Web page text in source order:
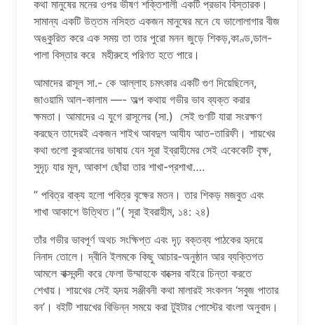
কথা মানুষের মনের ওপর ভীষণ শক্তিশালী একটি প্রভাব বিস্তারক।
সামান্য একটি উত্তম নসিহত একজন মানুষের মনে যে ভালোলাগার বীজ
অঙ্কুরিত করে এক সময় তা তার পুরো মনন জুড়ে শিকড়,কাণ্ড,ডাল-
পালা বিস্তার করে মহীরুহে পরিণত হতে পারে।
আমাদের রাসূল সা.- কে আল্লাহ চমৎকার একটি গুণ দিয়েছিলেন,
জাওয়ামি আল-কালাম —- অল্প কথায় গভীর ভাব ব্যক্ত করার
ক্ষমতা। আমাদের এ যুগে রাসূলের (সা.) সেই গুণটি যারা সংরক্ষণ
করছেন তাদেরই একজন শাইখ আবদুল আযীয আত-তারিফী। শায়খের
কথা গুলো কুরআনের ভাষায় যেন সূরা ইব্রাহীমের সেই একেকেটি বৃক্ষ,
সুদৃঢ় যার মূল, আকাশ ছোঁয়া তার শাখা-প্রশাখা….
” পবিত্র বাক্য হলো পবিত্র বৃক্ষের মতন। তার শিকড় মজবুত এবং
শাখা আকাশে উত্থিত।”( সূরা ইবরাহীম, ১৪: ২৪)
তাঁর গভীর ভাবপূর্ণ অথচ সংক্ষিপ্ত এবং দৃঢ় বক্তব্য পাঠকের হৃদয়ে
নিনাদ তোলে। দ্বীনি ইলমকে কিছু আচার-অনুষ্ঠান আর ব্যক্তিগত
আমলে বাক্সবন্দী করে ফেলা উম্মাহকে বাক্সের বাইরে চিন্তা করতে
শেখায়। শায়খের সেই হৃদয় সঞ্জীবনী কথা মালারই সংকলন ‘সবুজ পাতার
বন’। বইটি শায়খের বিভিন্ন সময়ে করা টুইটার পোস্টের বাংলা অনুবাদ।